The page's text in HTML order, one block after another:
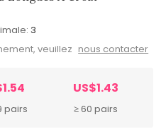
3
veuillez nous contacter
pairs
US$1.43
≥ 60 pairs